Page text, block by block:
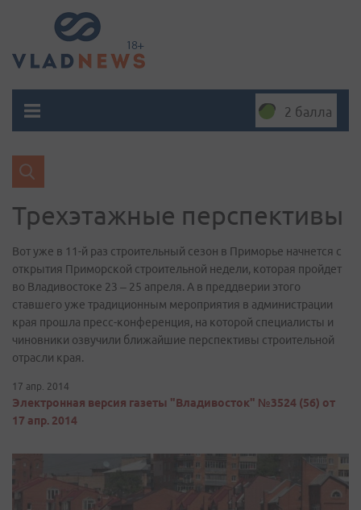
2 балла
Трехэтажные перспективы
Вот уже в 11-й раз строительный сезон в Приморье начнется с
открытия Приморской строительной недели, которая пройдет
во Владивостоке 23 – 25 апреля. А в преддверии этого
ставшего уже традиционным мероприятия в администрации
края прошла пресс-конференция, на которой специалисты и
чиновники озвучили ближайшие перспективы строительной
отрасли края.
17 апр. 2014
Электронная версия газеты "Владивосток" №3524 (56) от
17 апр. 2014